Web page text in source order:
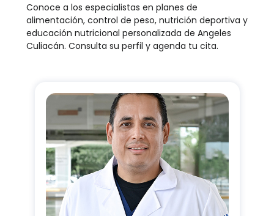
Conoce a los especialistas en planes de
alimentación, control de peso, nutrición deportiva y
educación nutricional personalizada de Angeles
Culiacán. Consulta su perfil y agenda tu cita.